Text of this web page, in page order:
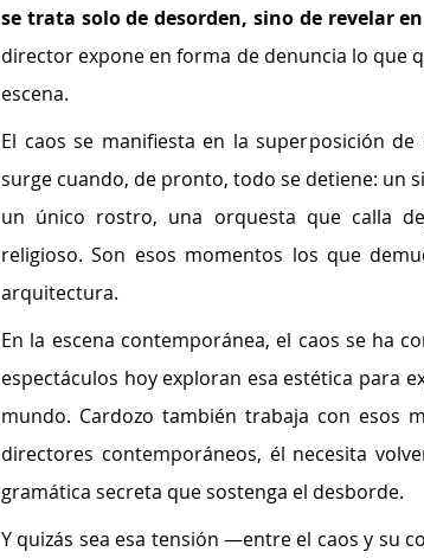
se trata solo de desorden, sino de revelar
director expone en forma de denuncia lo que
escena.
El caos se manifiesta en la superposición
surge cuando, de pronto, todo se detiene: un
un único rostro, una orquesta que calla
religioso. Son esos momentos los que
arquitectura.
En la escena contemporánea, el caos se ha
espectáculos hoy exploran esa estética para
mundo. Cardozo también trabaja con esos
directores contemporáneos, él necesita
gramática secreta que sostenga el desborde.
Y quizás sea esa tensión —entre el caos y su